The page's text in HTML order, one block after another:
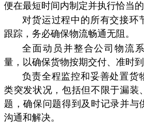
便在最短时间内制定并执行恰当的
对货运过程中的所有交接环
跟踪，务必确保物流畅通无阻。
全面动员并整合公司物流
量，以确保货物按期交付、准时到
负责全程监控和妥善处置货
类突发状况，包括但不限于漏装
题，确保问题得到及时记录并与
沟通和解决。